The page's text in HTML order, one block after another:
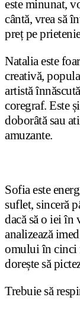
este minunat,
cântă, vrea să
preț pe
Natalia este
creativă,
artistă
coregraf. Este
doborâtă sau
amuzante.
Sofia este
suflet, sinceră
dacă să o iei în
analizează
omului în cinci
dorește să
Trebuie să